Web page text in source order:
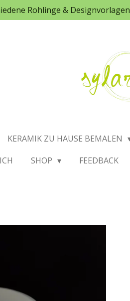
Rohlinge & Designvorlagen
KERAMIK ZU HAUSE BEMALEN
SHOP FEEDBACK